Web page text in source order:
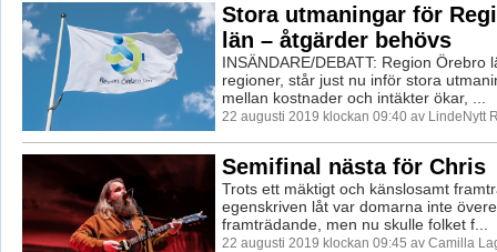
Stora utmaningar för
län – åtgärder behövs
INSÄNDARE/DEBATT: Region Örebro
regioner, står just nu inför stora
mellan kostnader och intäkter ökar, ...
22 augusti 2019 klockan 09:40 av LindeNytt
Semifinal nästa för Chris
Trots ett mäktigt och känslosamt
egenskriven låt var domarna inte
framträdande, men nu skulle folket f...
22 augusti 2019 klockan 09:45 av Camilla